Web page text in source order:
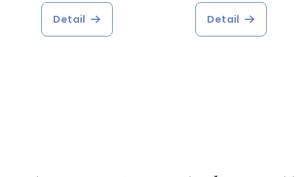
Detail Detail